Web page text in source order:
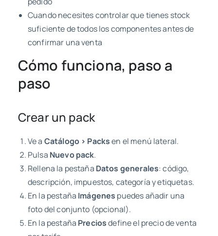
Cuando necesites controlar que tienes stock
suficiente de todos los componentes antes de
confirmar una venta
Cómo funciona, paso a
paso
Crear un pack
Ve a Catálogo > Packsen el menú lateral.
Pulsa Nuevo pack.
Rellena la pestaña Datos generales: código,
descripción, impuestos, categoría y etiquetas.
En la pestaña Imágenes puedes añadir una
foto del conjunto (opcional).
En la pestaña Preciosdefine el precio de venta